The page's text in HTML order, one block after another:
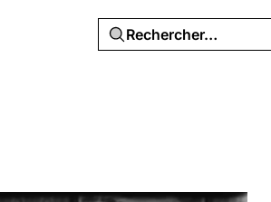
Rechercher…